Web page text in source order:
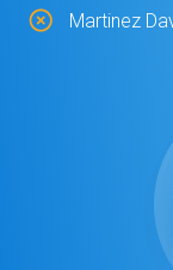
Martinez